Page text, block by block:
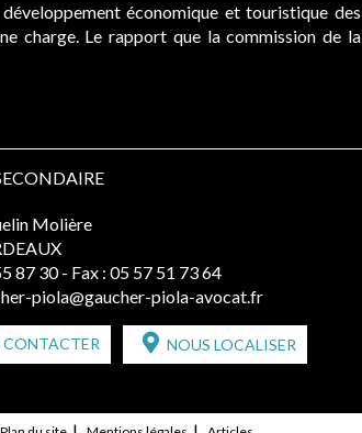
économique et touristique des
charge. Le rapport que la commission de la
Molière
87 30 - Fax : 05 57 51 73 64
piola@gaucher-piola-avocat.fr
CONTACTER NOUS LOCALISER